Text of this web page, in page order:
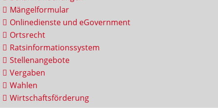
Mängelformular
Onlinedienste und eGovernment
Ortsrecht
Ratsinformationssystem
Stellenangebote
Vergaben
Wahlen
Wirtschaftsförderung